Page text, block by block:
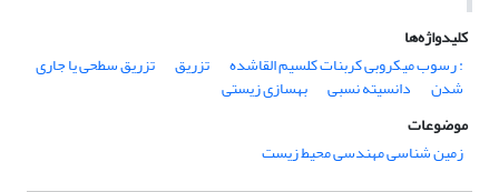
کلیدواژه‌ها
: رسوب میکروبی کربنات کلسیم القاشده
تزریق تزریق سطحی یا جاری
شدن دانسیته نسبی
بهسازی زیستی
موضوعات
زمین شناسی مهندسی محیط زیست